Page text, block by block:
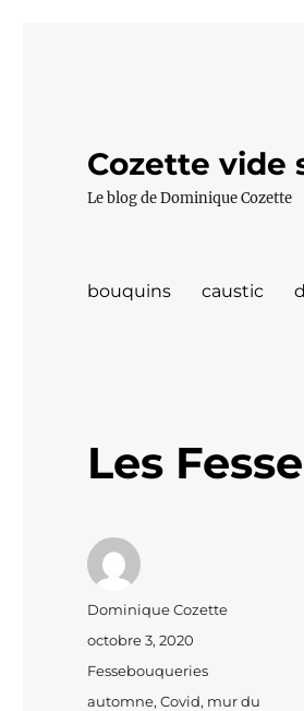
Cozette vide
Le blog de Dominique Cozette
bouquins caustic
Les
Auteur
Dominique Cozette
Publié
octobre 3, 2020
Catégories
Fessebouqueries
Étiquettes
automne,Covid, mur du